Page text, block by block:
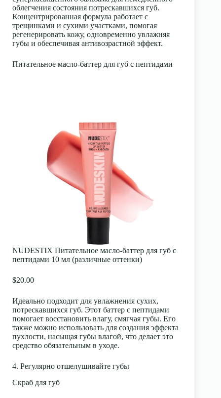
облегчения состояния потрескавшихся губ.
Концентрированная формула работает с
трещинками и сухими участками, помогая
регенерировать кожу, одновременно увлажняя
губы и обеспечивая антивозрастной эффект.
Питательное масло-баттер для губ с пептидами
NUDESTIX Питательное масло-баттер для губ с
пептидами 10 мл (различные оттенки)
$20.00
Идеально подходит для увлажнения сухих,
потрескавшихся губ. Этот баттер с пептидами
помогает восстановить влагу, смягчая губы. Его
также можно использовать для создания эффекта
пухлости, насыщая губы влагой, что делает это
средство обязательным в уходе.
4. Регулярно отшелушивайте губы
Скраб для губ